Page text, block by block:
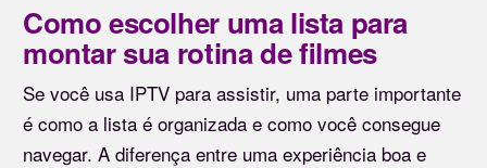
Como escolher uma lista para
montar sua rotina de filmes
Se você usa IPTV para assistir, uma parte importante
é como a lista é organizada e como você consegue
navegar. A diferença entre uma experiência boa e